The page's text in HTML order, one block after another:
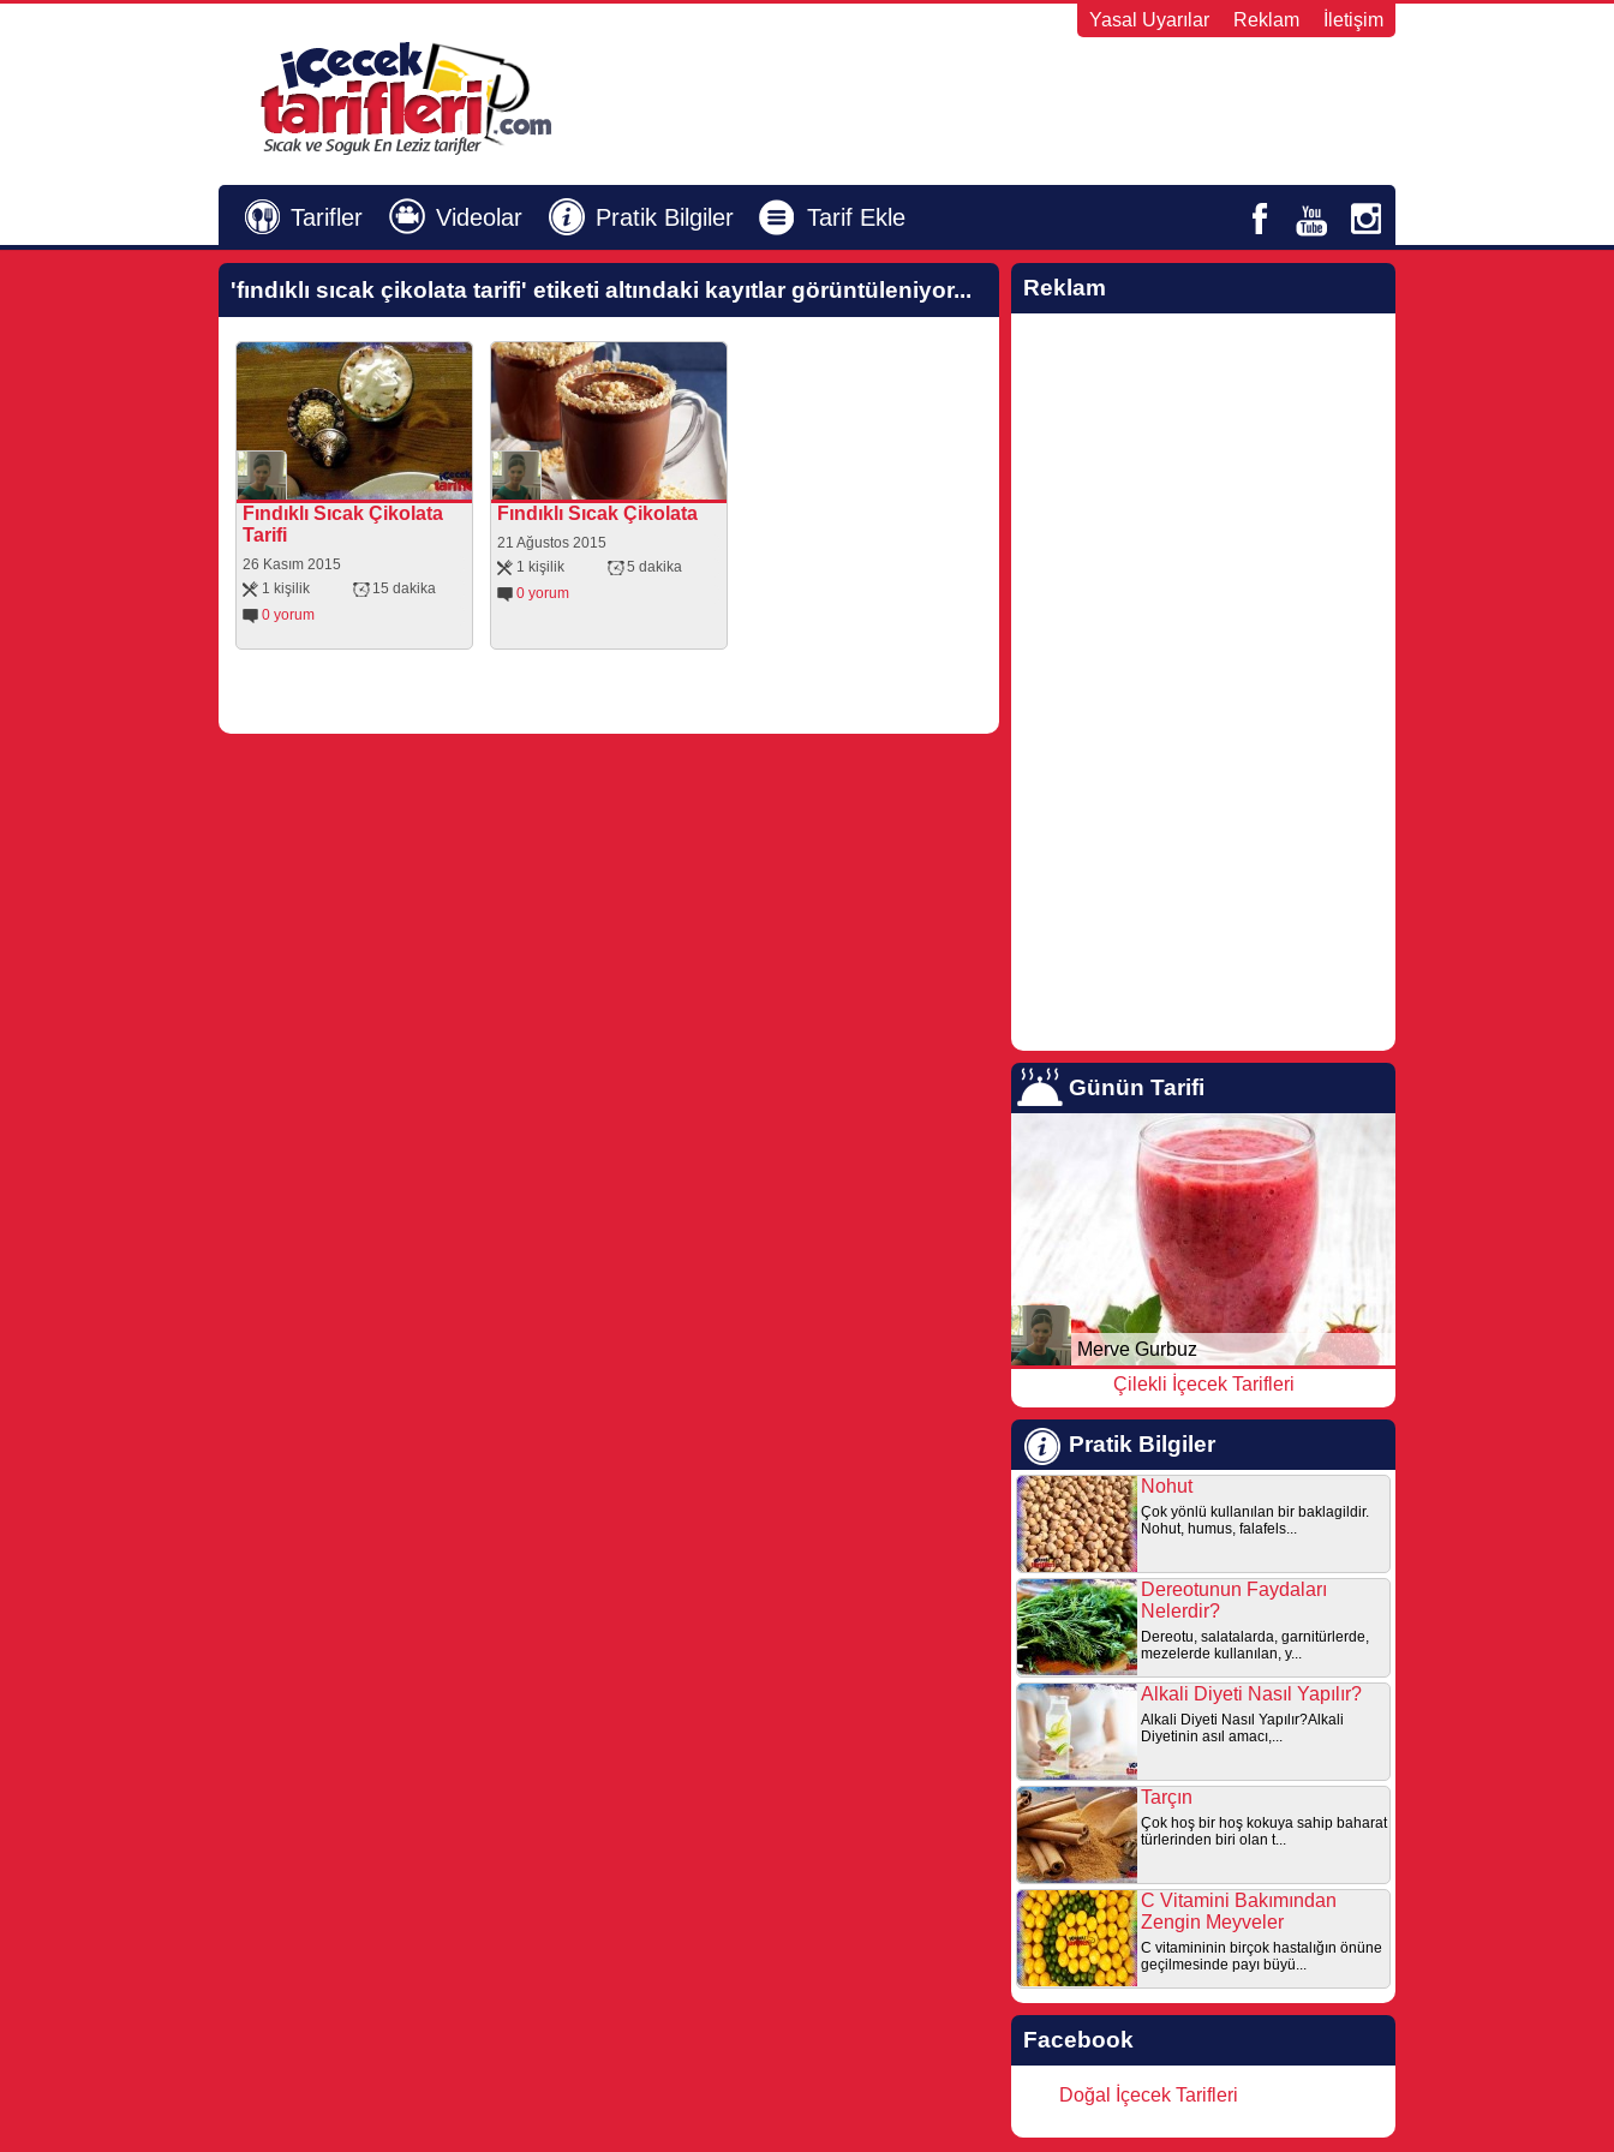
Yasal Uyarılar Reklam İletişim
Tarifler Videolar Pratik Bilgiler Tarif Ekle
'fındıklı sıcak çikolata tarifi' etiketi altındaki kayıtlar görüntüleniyor...
Fındıklı Sıcak Çikolata
Tarifi
26 Kasım 2015
1 kişilik
15 dakika
0 yorum
Fındıklı Sıcak Çikolata
21 Ağustos 2015
1 kişilik
5 dakika
0 yorum
Reklam
Günün Tarifi
Merve Gurbuz
Çilekli İçecek Tarifleri
Pratik Bilgiler
Nohut
Çok yönlü kullanılan bir baklagildir.
Nohut, humus, falafels...
Dereotunun Faydaları
Nelerdir?
Dereotu, salatalarda, garnitürlerde,
mezelerde kullanılan, y...
Alkali Diyeti Nasıl Yapılır?
Alkali Diyeti Nasıl Yapılır?Alkali
Diyetinin asıl amacı,...
Tarçın
Çok hoş bir hoş kokuya sahip baharat
türlerinden biri olan t...
C Vitamini Bakımından
Zengin Meyveler
C vitamininin birçok hastalığın önüne
geçilmesinde payı büyü...
Facebook
Doğal İçecek Tarifleri